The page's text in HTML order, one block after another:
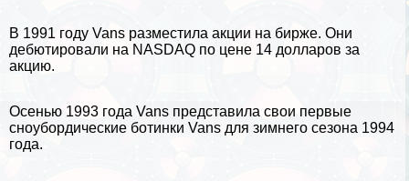
В 1991 году Vans разместила акции на бирже. Они
дебютировали на NASDAQ по цене 14 долларов за
акцию.
Осенью 1993 года Vans представила свои первые
сноубордические ботинки Vans для зимнего сезона 1994
года.